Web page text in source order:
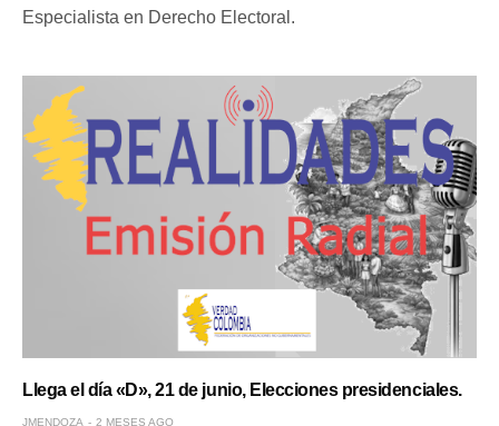
Especialista en Derecho Electoral.
Llega el día «D», 21 de junio, Elecciones presidenciales.
JMENDOZA 2 MESES AGO